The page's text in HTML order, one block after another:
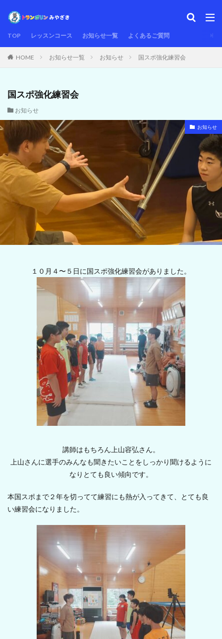
TOP レッスンコース お知らせ一覧 よくあるご質問
HOME お知らせ一覧 お知らせ 国スポ強化練習会
国スポ強化練習会
お知らせ
お知らせ
１０月４〜５日に国スポ強化練習会がありました。
講師はもちろん上山容弘さん。
上山さんに選手のみんなも聞きたいことをしっかり聞けるように
なりとても良い傾向です。
本国スポまで２年を切ってて練習にも熱が入ってきて、とても良
い練習会になりました。